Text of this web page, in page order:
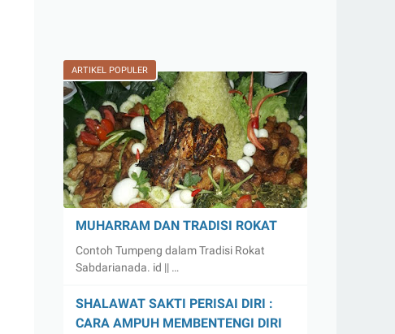
ARTIKEL POPULER
MUHARRAM DAN TRADISI ROKAT
Contoh Tumpeng dalam Tradisi Rokat
Sabdarianada. id || …
SHALAWAT SAKTI PERISAI DIRI :
CARA AMPUH MEMBENTENGI DIRI